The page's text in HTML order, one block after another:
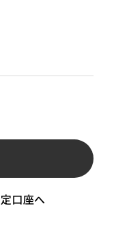
口座へ